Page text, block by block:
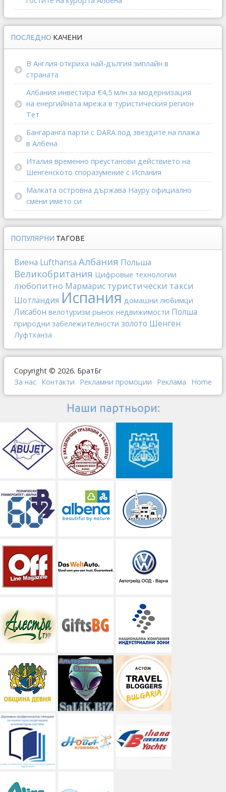
ПОСЛЕДНО КАЧЕНИ
В Англия откриха най-дългия зиплайн в
страната
Албания инвестира €4,5 млн за модернизация
на енергийната мрежа в туристическия регион
Тет
Бангаранга парти с DARA под звездите на плажа
в Албена
Италия временно преустанови действието на
Шенгенското споразумение с Испания
Малката островна държава Науру официално
смени името си
ПОПУЛЯРНИ ТАГОВЕ
Виена Lufthansa Албания Польша
Великобритания Цифровые технологии
любопитно Мармарис туристически такси
Шотландия Испания домашни любимци
Лисабон велотуризм рынок недвижимости Полша
природни забележителности золото Шенген
Луфтханза
Copyright © 2026. БратБг
За нас Контакти Рекламни промоции Реклама Home
Наши партньори: